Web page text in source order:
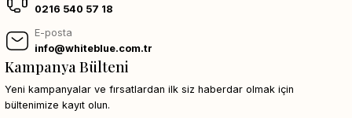
0216 540 57 18
E-posta
info@whiteblue.com.tr
Kampanya Bülteni
Yeni kampanyalar ve fırsatlardan ilk siz haberdar olmak için
bültenimize kayıt olun.